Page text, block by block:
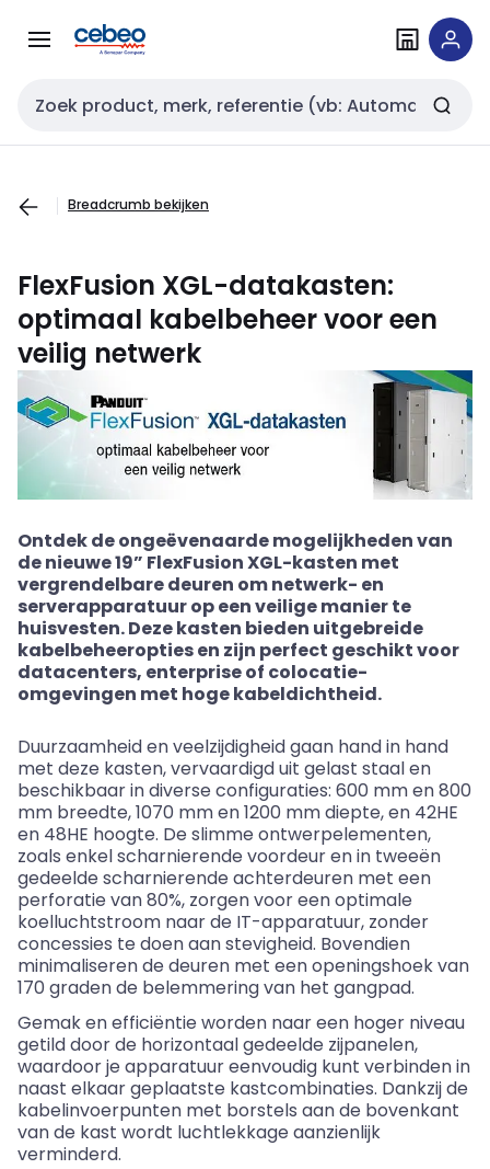
naar
naar
Zoekveld invoer
Breadcrumb bekijken
FlexFusion XGL-datakasten:
optimaal kabelbeheer voor een
veilig netwerk
Ontdek de ongeëvenaarde mogelijkheden van
de nieuwe 19” FlexFusion XGL-kasten met
vergrendelbare deuren om netwerk- en
serverapparatuur op een veilige manier te
huisvesten. Deze kasten bieden uitgebreide
kabelbeheeropties en zijn perfect geschikt voor
datacenters, enterprise of colocatie-
omgevingen met hoge kabeldichtheid.
Duurzaamheid en veelzijdigheid gaan hand in hand
met deze kasten, vervaardigd uit gelast staal en
beschikbaar in diverse configuraties: 600 mm en 800
mm breedte, 1070 mm en 1200 mm diepte, en 42HE
en 48HE hoogte. De slimme ontwerpelementen,
zoals enkel scharnierende voordeur en in tweeën
gedeelde scharnierende achterdeuren met een
perforatie van 80%, zorgen voor een optimale
koelluchtstroom naar de IT-apparatuur, zonder
concessies te doen aan stevigheid. Bovendien
minimaliseren de deuren met een openingshoek van
170 graden de belemmering van het gangpad.
Gemak en efficiëntie worden naar een hoger niveau
getild door de horizontaal gedeelde zijpanelen,
waardoor je apparatuur eenvoudig kunt verbinden in
naast elkaar geplaatste kastcombinaties. Dankzij de
kabelinvoerpunten met borstels aan de bovenkant
van de kast wordt luchtlekkage aanzienlijk
verminderd.